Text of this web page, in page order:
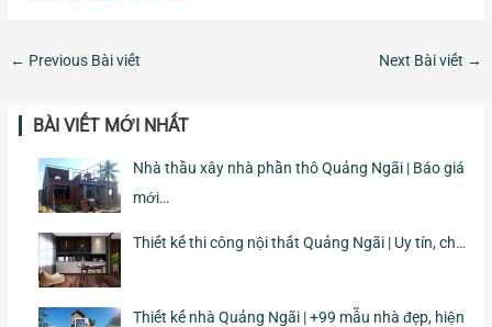
← Previous Bài viết Next Bài viết →
BÀI VIẾT MỚI NHẤT
Nhà thầu xây nhà phần thô Quảng Ngãi | Báo giá
mới…
Thiết kế thi công nội thất Quảng Ngãi | Uy tín, ch…
Thiết kế nhà Quảng Ngãi | +99 mẫu nhà đẹp, hiện